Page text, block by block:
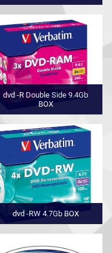
dvd -R Double Side 9.4Gb
BOX
dvd -RW 4.7Gb BOX